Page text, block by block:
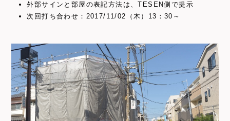
外部サインと部屋の表記方法は、TESEN側で提示
次回打ち合わせ：2017/11/02（木）13：30～